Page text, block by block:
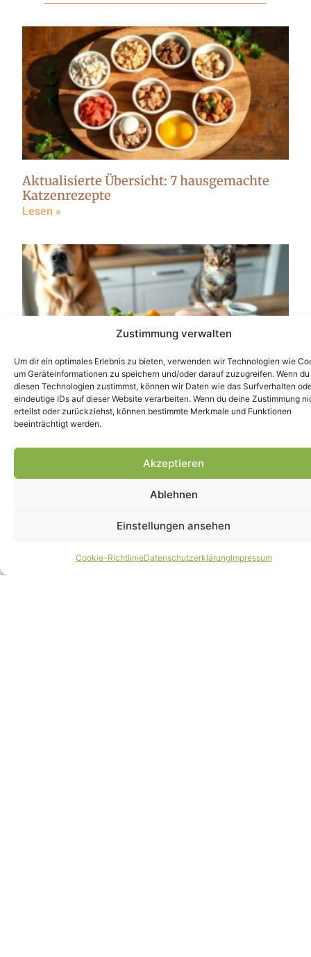
Zustimmung verwalten
Um dir ein optimales Erlebnis zu bieten, verwenden wir Technologien wie
um Geräteinformationen zu speichern und/oder darauf zuzugreifen. Wenn du
diesen Technologien zustimmst, können wir Daten wie das Surfverhalten
eindeutige IDs auf dieser Website verarbeiten. Wenn du deine Zustimmung
erteilst oder zurückziehst, können bestimmte Merkmale und Funktionen
beeinträchtigt werden.
Akzeptieren
Ablehnen
Einstellungen ansehen
Cookie-RichtlinieDatenschutzerklärungImpressum
Aktualisierte Übersicht: 7 hausgemachte
Katzenrezepte
Lesen »
Futtermengen Rechner
Lesen »